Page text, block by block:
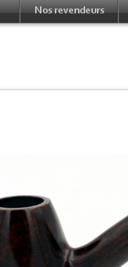
Nos revendeurs